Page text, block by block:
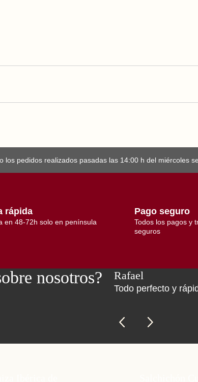
los pedidos realizados pasadas las 14:00 h del miércoles
rápida
en 48-72h solo en península
Pago seguro
Todos los pagos y
seguros
nosotros? Rafael
Todo perfecto y